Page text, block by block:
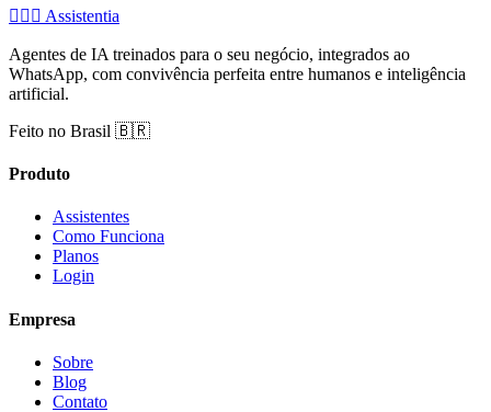
🧚🏻‍♂️ Assistentia
Agentes de IA treinados para o seu negócio, integrados ao
WhatsApp, com convivência perfeita entre humanos e inteligência
artificial.
Feito no Brasil 🇧🇷
Produto
Assistentes
Como Funciona
Planos
Login
Empresa
Sobre
Blog
Contato